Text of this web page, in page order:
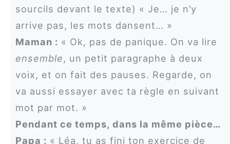
sourcils devant le texte) « Je… je n’y
arrive pas, les mots dansent… »
Maman : « Ok, pas de panique. On va lire
ensemble, un petit paragraphe à deux
voix, et on fait des pauses. Regarde, on
va aussi essayer avec ta règle en suivant
mot par mot. »
Pendant ce temps, dans la même pièce…
Papa : « Léa, tu as fini ton exercice de